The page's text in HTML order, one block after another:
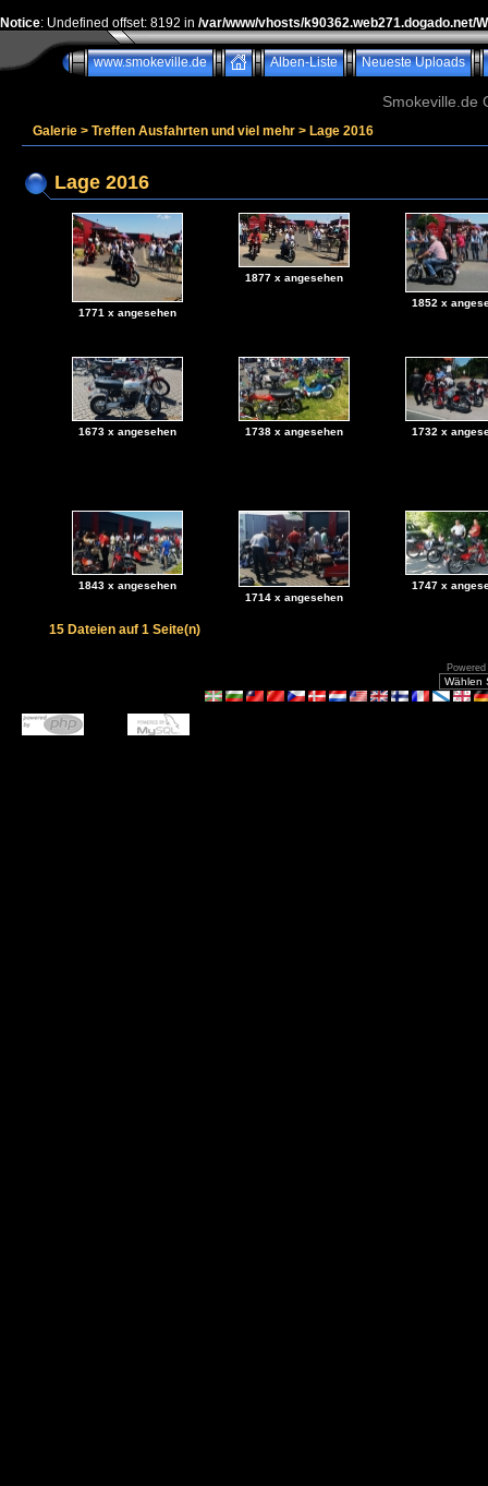
Notice: Undefined offset: 8192 in /var/www/vhosts/k90362.web271.dogado.net/
www.smokeville.de Alben-Liste Neueste Uploads
Smokeville.de
Galerie > Treffen Ausfahrten und viel mehr > Lage 2016
Lage 2016
1771 x angesehen
1877 x angesehen
1852 x
1673 x angesehen 1738 x angesehen 1732 x
1843 x angesehen
1714 x angesehen
1747 x
15 Dateien auf 1 Seite(n)